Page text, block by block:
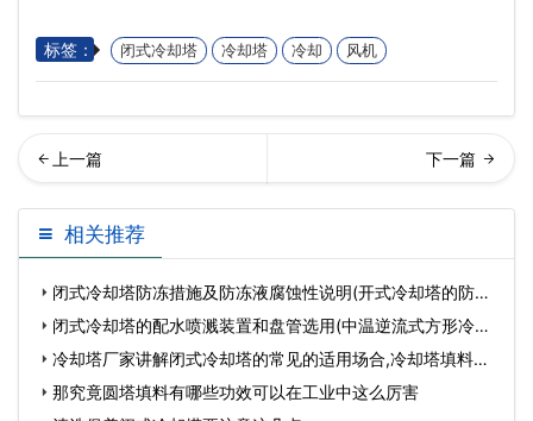
标签： 闭式冷却塔 冷却塔 冷却 风机
却塔清洗方法及注意细节(工
业冷却塔清洗视…
却塔的优势分类概况以及保
养知识(冷却塔的
相关推荐
闭式冷却塔防冻措施及防冻液腐蚀性说明(开式冷却塔的防冻
措 闭式冷却塔的配水喷溅装置和盘管选用(中温逆流式方形冷却
塔 冷却塔厂家讲解闭式冷却塔的常见的适用场合,冷却塔填料厂
家 那究竟圆塔填料有哪些功效可以在工业中这么厉害